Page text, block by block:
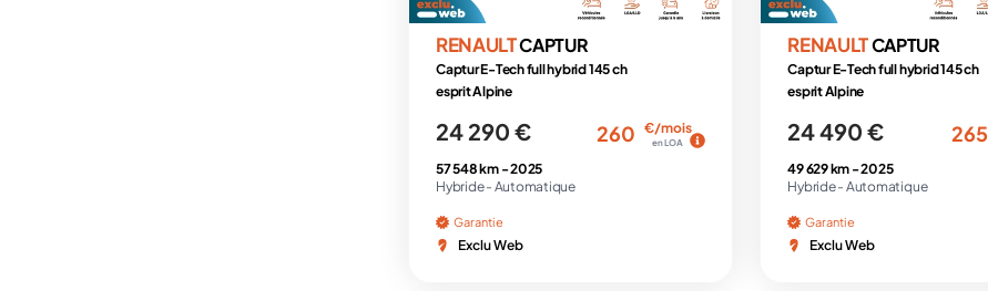
RENAULTCAPTUR
Captur E-Tech full hybrid 145 ch
esprit Alpine
24 290 € 260 €/mois
en LOA
57 548 km -2025
Hybride - Automatique
Garantie
Exclu Web
RENAULTCAPTUR
Captur E-Tech full hybrid 145 ch
esprit Alpine
24 490 € 265
49 629 km -2025
Hybride - Automatique
Garantie
Exclu Web